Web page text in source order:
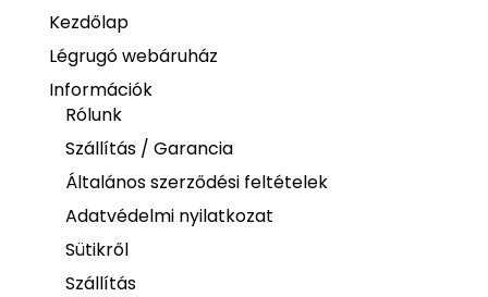
Kezdőlap
Légrugó webáruház
Információk
Rólunk
Szállítás / Garancia
Általános szerződési feltételek
Adatvédelmi nyilatkozat
Sütikről
Szállítás